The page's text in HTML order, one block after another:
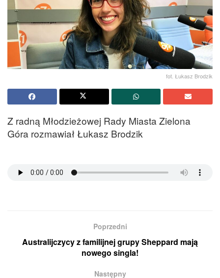
fot. Łukasz Brodzik
Z radną Młodzieżowej Rady Miasta Zielona
Góra rozmawiał Łukasz Brodzik
Poprzedni
Australijczycy z familijnej grupy Sheppard mają
nowego singla!
Następny